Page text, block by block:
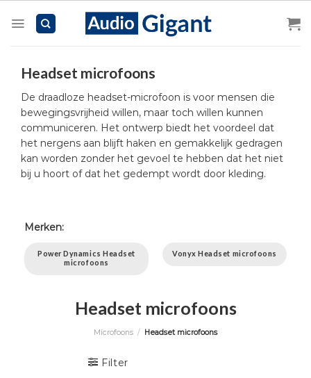
Headset microfoons
De draadloze headset-microfoon is voor mensen die
bewegingsvrijheid willen, maar toch willen kunnen
communiceren. Het ontwerp biedt het voordeel dat
het nergens aan blijft haken en gemakkelijk gedragen
kan worden zonder het gevoel te hebben dat het niet
bij u hoort of dat het gedempt wordt door kleding.
Merken:
Power Dynamics Headset
microfoons
Vonyx Headset microfoons
Headset microfoons
Microfoons / Headset microfoons
Filter